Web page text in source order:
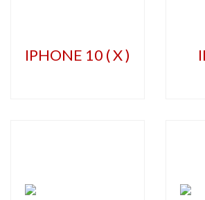
IPHONE 10 ( X )